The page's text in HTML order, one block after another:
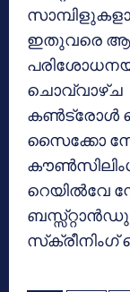
ഇതുവരെ
ചൊവ്വാഴ്ച
കൺട്രോൾ
സൈക്കോ
റെയിൽവേ